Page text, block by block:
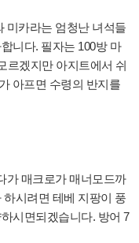
미카라는 엄청난 녀석들
니다. 필자는 100방 마
르겠지만 아지트에서 쉬
아프면 수령의 반지를
가 매크로가 매너모드까
하시려면 테베 지팡이 풍
시면되겠습니다. 방어 7